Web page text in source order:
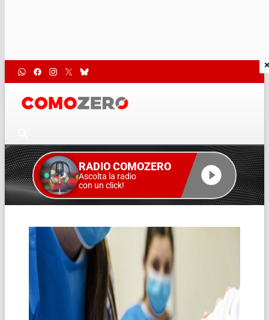
RADIO COMOZERO
Ascolta la radio
con un click!